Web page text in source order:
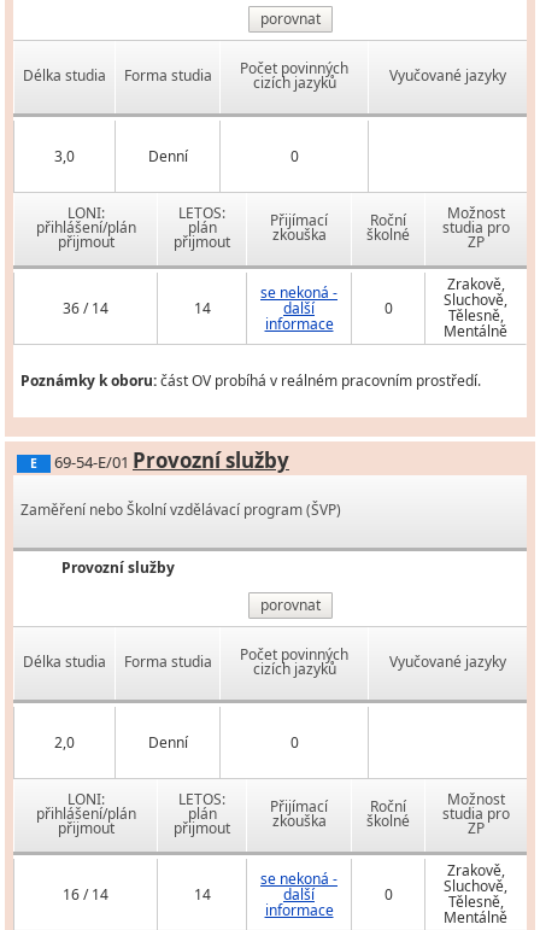
porovnat
Délka studia Forma studia Počet povinných
cizích jazyků Vyučované jazyky
3,0 Denní 0
LONI:
přihlášení/plán
přijmout
LETOS:
plán
přijmout
Přijímací
zkouška
Roční
školné
Možnost
studia pro
ZP
36 / 14 14
se nekoná -
další
informace
0
Zrakově,
Sluchově,
Tělesně,
Mentálně
Poznámky k oboru:část OV probíhá v reálném pracovním prostředí.
E 69-54-E/01 Provozní služby
Zaměření nebo Školní vzdělávací program (ŠVP)
Provozní služby
porovnat
Délka studia Forma studia Počet povinných
cizích jazyků Vyučované jazyky
2,0 Denní 0
LONI:
přihlášení/plán
přijmout
LETOS:
plán
přijmout
Přijímací
zkouška
Roční
školné
Možnost
studia pro
ZP
16 / 14 14
se nekoná -
další
informace
0
Zrakově,
Sluchově,
Tělesně,
Mentálně